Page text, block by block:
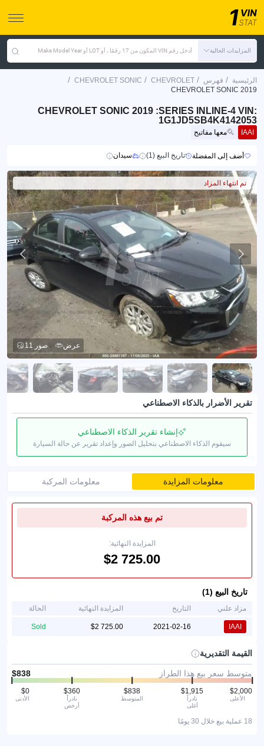
المزايدات الحالية أدخل رقم VIN المكون من 17 رقمًا ، أو LOT أو Make Model Year
الرئيسية / فهرس /
CHEVROLET
/
CHEVROLET SONIC
/
CHEVROLET SONIC 2019
CHEVROLET SONIC 2019 :SERIES INLINE-4 VIN:
1G1JD5SB4K4142053
IAAI معها مفاتيح
أضف إلى المفضلة تاريخ البيع (1) سيدان
تم انتهاء المزاد
11 صور عرض
تقرير الأضرار بالذكاء الاصطناعي
إنشاء تقرير الذكاء الاصطناعي
سيقوم الذكاء الاصطناعي بتحليل الصور وإعداد تقرير عن حالة السيارة
معلومات المزايدة معلومات المركبة
تم بيع هذه المركبة
المزايدة النهائية:
تاريخ البيع (1)
مزاد علني التاريخ المزايدة النهائية الحالة
IAAI
2021-02-16
Sold
القيمة التقديرية
متوسط سعر بيع هذا الطراز
الأدنى
نادراً
أرخص
المتوسط
نادراً
أغلى
الأعلى
18 عملية بيع خلال 30 يومًا